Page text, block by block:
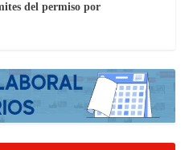
del permiso por